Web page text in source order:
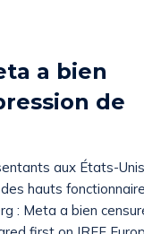
a bien
de
aux États-
hauts
: Meta a bien